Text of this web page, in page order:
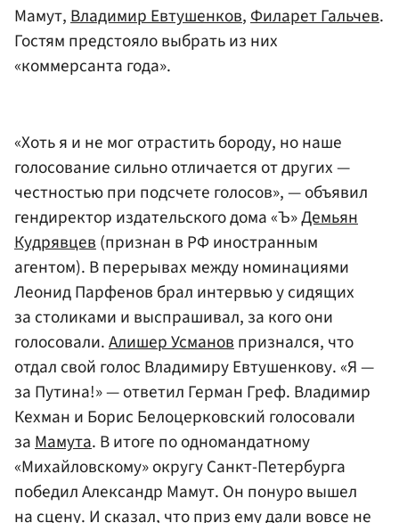
Мамут,Владимир Евтушенков,Филарет Гальчев.
Гостям предстояло выбрать из них
«коммерсанта года».
«Хоть я и не мог отрастить бороду, но наше
голосование сильно отличается от других —
честностью при подсчете голосов», — объявил
гендиректор издательского дома «Ъ»Демьян
Кудрявцев(признан в РФ иностранным
агентом). В перерывах между номинациями
Леонид Парфенов брал интервью у сидящих
за столиками и выспрашивал, за кого они
голосовали.Алишер Усмановпризнался, что
отдал свой голос Владимиру Евтушенкову. «Я —
за Путина!» — ответил Герман Греф. Владимир
Кехман и Борис Белоцерковский голосовали
заМамута. В итоге по одномандатному
«Михайловскому» округу Санкт-Петербурга
победил Александр Мамут. Он понуро вышел
на сцену. И сказал, что приз ему дали вовсе не